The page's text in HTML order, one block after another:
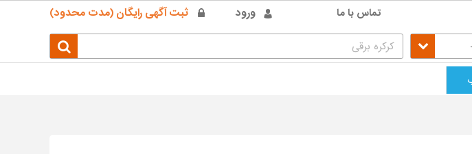
ورود ثبت آگهی رایگان (مدت محدود) تماس با ما